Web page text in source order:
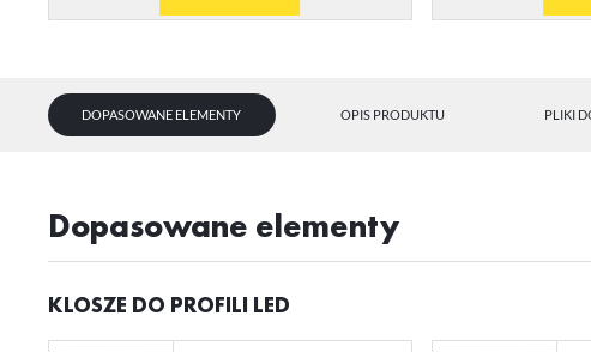
DOPASOWANE ELEMENTY OPIS PRODUKTU PLIKI
dopasowane elementy
KLOSZE DO PROFILI LED